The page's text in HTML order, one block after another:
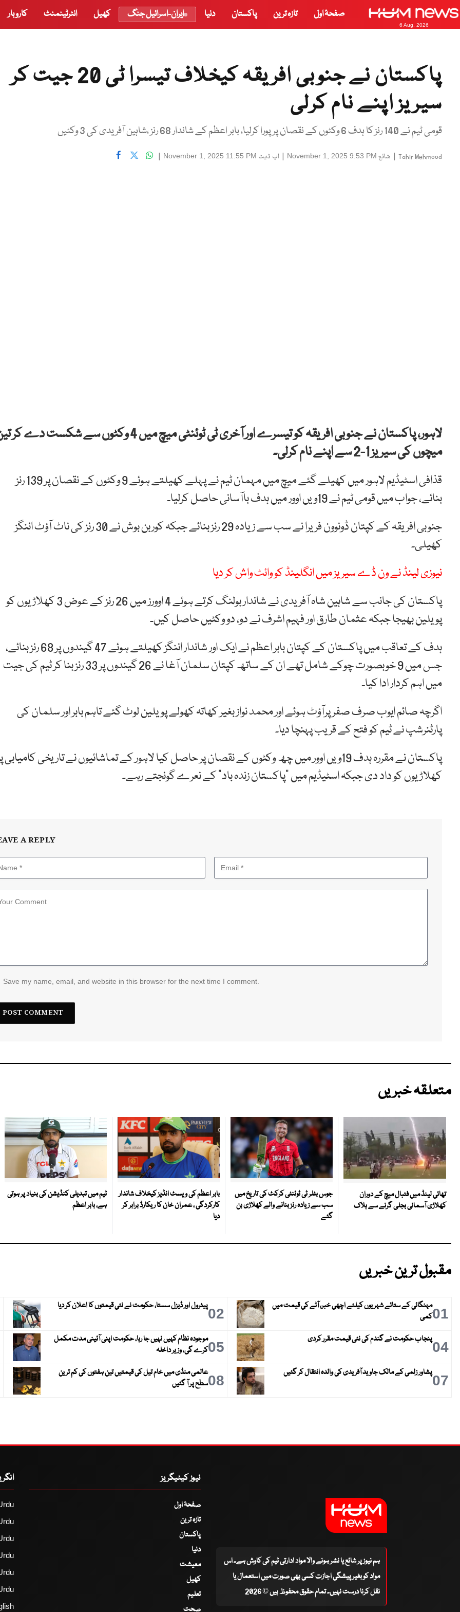
6 Aug, 2026
صفحۂ اول تازہ ترین پاکستان دنیا ایران-اسرائیل جنگ کھیل انٹرٹینمنٹ کاروبار
پاکستان نے جنوبی افریقہ کیخلاف تیسرا ٹی 20 جیت کر
سیریز اپنے نام کرلی
قومی ٹیم نے 140 رنز کا ہدف 6 وکٹوں کے نقصان پر پورا کرلیا، بابر اعظم کے شاندار 68 رنز ،شاہین آفریدی کی 3 وکٹیں
Tahir Mehmood
| شائع November 1, 2025 9:53 PM
| اپ ڈیٹ November 1, 2025 11:55 PM
|
لاہور، پاکستان نے جنوبی افریقہ کو تیسرے اور آخری ٹی ٹوئنٹی میچ میں 4 وکٹوں سے شکست دے
میچوں کی سیریز 1-2 سے اپنے نام کرلی۔
قذافی اسٹیڈیم لاہور میں کھیلے گئے میچ میں مہمان ٹیم نے پہلے کھیلتے ہوئے 9 وکٹوں کے نقصان پر 139 رنز
بنائے، جواب میں قومی ٹیم نے 19ویں اوور میں ہدف باآسانی حاصل کرلیا۔
جنوبی افریقہ کے کپتان ڈونوون فریرا نے سب سے زیادہ 29 رنز بنائے جبکہ کوربن بوش نے 30 رنز کی ناٹ آؤٹ اننگز
کھیلی۔
نیوزی لینڈ نے ون ڈے سیریز میں انگلینڈ کو وائٹ واش کر دیا
پاکستان کی جانب سے شاہین شاہ آفریدی نے شاندار بولنگ کرتے ہوئے 4 اوورز میں 26 رنز کے عوض 3 کھلاڑیوں کو
پویلین بھیجا جبکہ عثمان طارق اور فہیم اشرف نے دو، دو وکٹیں حاصل کیں۔
ہدف کے تعاقب میں پاکستان کے کپتان بابر اعظم نے ایک اور شاندار اننگز کھیلتے ہوئے 47 گیندوں پر 68 رنز بنائے،
جس میں 9 خوبصورت چوکے شامل تھے ان کے ساتھ کپتان سلمان آغا نے 26 گیندوں پر 33 رنز بنا کر ٹیم کی جیت
میں اہم کردار ادا کیا۔
اگرچہ صائم ایوب صرف صفر پرآؤٹ ہوئے اور محمد نواز بغیر کھاتہ کھولے پویلین لوٹ گئے تاہم بابر اور سلمان کی
پارٹنرشپ نے ٹیم کو فتح کے قریب پہنچا دیا۔
پاکستان نے مقررہ ہدف 19ویں اوور میں چھ وکٹوں کے نقصان پر حاصل کیا لاہور کے تماشائیوں نے تاریخی کامیابی
کھلاڑیوں کو داد دی جبکہ اسٹیڈیم میں “پاکستان زندہ باد” کے نعرے گونجتے رہے۔
A REPLY
Save my name, email, and website in this browser for the next time I comment.
متعلقہ خبریں
تھائی لینڈ میں فٹبال میچ کے دوران
کھلاڑی آسمانی بجلی گرنے سے ہلاک
جوس بٹلر ٹی ٹوئنٹی کرکٹ کی تاریخ میں
سب سے زیادہ رنز بنانے والے کھلاڑی بن
گئے
بابر اعظم کی ویسٹ انڈیز کیخلاف شاندار
کارکردگی ، عمران خان کا ریکارڈ برابر کر
دیا
ٹیم میں تبدیلی کنڈیشن کی بنیاد پر ہوتی
ہے، بابر اعظم
مقبول ترین خبریں
01مہنگائی کے ستائے شہریوں کیلئے اچھی خبر، آٹے کی قیمت میں
کمی
02پیٹرول اور ڈیزل سستا، حکومت نے نئی قیمتوں کا اعلان کر دیا
04پنجاب حکومت نے گندم کی نئی قیمت مقرر کردی 05موجودہ نظام کہیں نہیں جا رہا، حکومت اپنی آئینی مدت مکمل
کرے گی، وزیر داخلہ
07پشاور زلمی کے مالک جاوید آفریدی کی والدہ انتقال کر گئیں 08عالمی منڈی میں خام تیل کی قیمتیں تین ہفتوں کی کم ترین
سطح پر آ گئیں
ہم نیوز پر شائع یا نشر ہونے والا مواد ادارتی ٹیم کی کاوش ہے۔ اس
مواد کو بغیر پیشگی اجازت کسی بھی صورت میں استعمال یا
نقل کرنا درست نہیں۔ تمام حقوق محفوظ ہیں © 2026
نیوز کیٹیگریز
صفحۂ اول
تازہ ترین
پاکستان
دنیا
معیشت
کھیل
تعلیم
صحت